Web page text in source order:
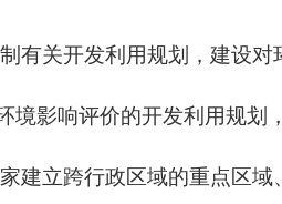
有关开发利用规划，建设对
境影响评价的开发利用规划
建立跨行政区域的重点区